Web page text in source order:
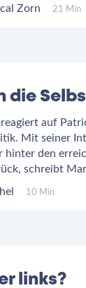
Zorn
21 Min
die
auf
Mit seiner
hinter den
schreibt
10 Min
links?